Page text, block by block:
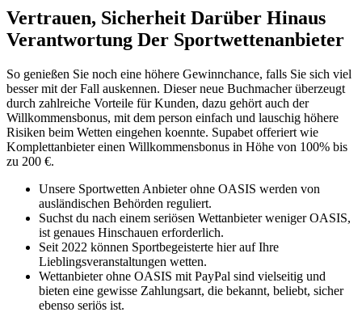
Vertrauen, Sicherheit Darüber Hinaus
Verantwortung Der Sportwettenanbieter
So genießen Sie noch eine höhere Gewinnchance, falls Sie sich viel
besser mit der Fall auskennen. Dieser neue Buchmacher überzeugt
durch zahlreiche Vorteile für Kunden, dazu gehört auch der
Willkommensbonus, mit dem person einfach und lauschig höhere
Risiken beim Wetten eingehen koennte. Supabet offeriert wie
Komplettanbieter einen Willkommensbonus in Höhe von 100% bis
zu 200 €.
Unsere Sportwetten Anbieter ohne OASIS werden von
ausländischen Behörden reguliert.
Suchst du nach einem seriösen Wettanbieter weniger OASIS,
ist genaues Hinschauen erforderlich.
Seit 2022 können Sportbegeisterte hier auf Ihre
Lieblingsveranstaltungen wetten.
Wettanbieter ohne OASIS mit PayPal sind vielseitig und
bieten eine gewisse Zahlungsart, die bekannt, beliebt, sicher
ebenso seriös ist.